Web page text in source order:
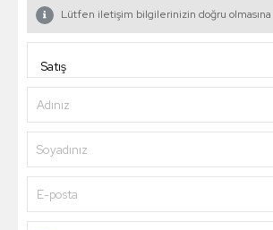
Lütfen iletişim bilgilerinizin doğru
Adınız
Soyadınız
E-posta